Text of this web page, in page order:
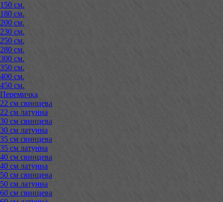
150 см.
180 см.
200 см.
230 см.
250 см.
280 см.
300 см.
350 см.
400 см.
450 см.
Перемичка
22 см свинцева
22 см латунна
30 см свинцева
30 см латунна
35 см свинцева
35 см латунна
40 см свинцева
40 см латунна
50 см свинцева
50 см латунна
60 см свинцева